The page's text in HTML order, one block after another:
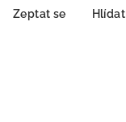
Zeptat se Hlídat